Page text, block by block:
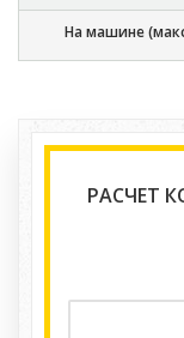
На машине
РАСЧЕТ